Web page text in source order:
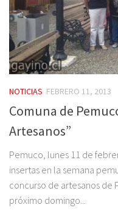
NOTICIAS FEBRERO 11, 2013
Comuna de
Artesanos”
Pemuco, lunes 11 de
insertas en la semana
concurso de artesanos de
próximo domingo...